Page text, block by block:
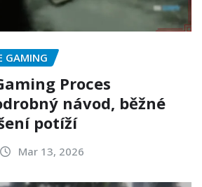
GAMING
Proces
návod, běžné
potíží
Mar 13, 2026